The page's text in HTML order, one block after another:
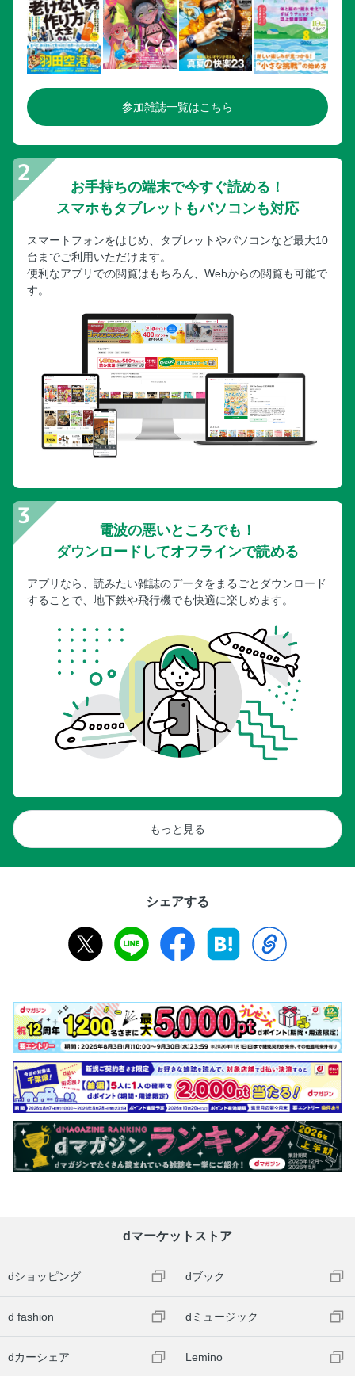
参加雑誌一覧はこちら
お手持ちの端末で今すぐ読める！
スマホもタブレットもパソコンも対応
スマートフォンをはじめ、タブレットやパソコンなど最大10
台までご利用いただけます。
便利なアプリでの閲覧はもちろん、Webからの閲覧も可能で
す。
電波の悪いところでも！
ダウンロードしてオフラインで読める
アプリなら、読みたい雑誌のデータをまるごとダウンロード
することで、地下鉄や飛行機でも快適に楽しめます。
もっと見る
シェアする
dマーケットストア
dショッピング dブック
d fashion dミュージック
dカーシェア Lemino